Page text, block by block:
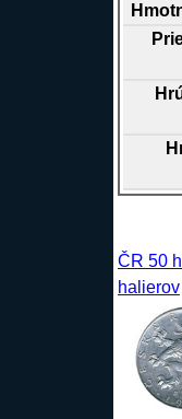
ČR 50
halierov